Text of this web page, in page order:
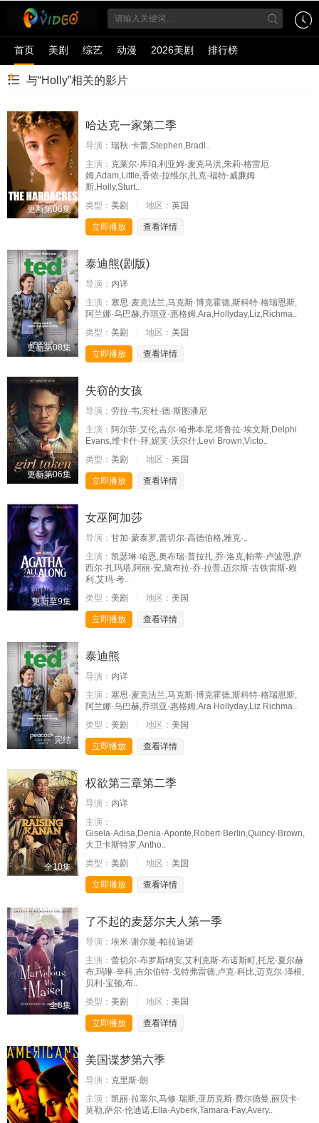
首页 美剧 综艺 动漫 2026美剧 排行榜
与“Holly”相关的影片
更新第06集
哈达克一家第二季
导演： 瑞秋·卡蕾,Stephen,Bradl..
主演： 克莱尔·库珀,利亚姆·麦克马洪,朱莉·格雷厄
姆,Adam,Little,香侬·拉维尔,扎克·福特-威廉姆
斯,Holly,Sturt..
类型： 美剧 地区： 英国
立即播放 查看详情
更新第08集
泰迪熊(剧版)
导演： 内详
主演： 塞思·麦克法兰,马克斯·博克霍德,斯科特·格瑞恩斯,
阿兰娜·乌巴赫,乔琪亚·惠格姆,Ara,Hollyday,Liz,Richma..
类型： 美剧 地区： 美国
立即播放 查看详情
更新第06集
失窃的女孩
导演： 劳拉·韦,宾杜·德·斯图潘尼
主演： 阿尔菲·艾伦,吉尔·哈弗本尼,塔鲁拉·埃文斯,Delphi
Evans,维卡什·拜,妮芙·沃尔什,Levi Brown,Victo..
类型： 美剧 地区： 英国
立即播放 查看详情
更新至9集
女巫阿加莎
导演： 甘加·蒙泰罗,蕾切尔·高德伯格,雅克·..
主演： 凯瑟琳·哈恩,奥布瑞·普拉扎,乔·洛克,帕蒂·卢波恩,萨
西尔·扎玛塔,阿丽·安,黛布拉·乔·拉普,迈尔斯·古铁雷斯-赖
利,艾玛·考..
类型： 美剧 地区： 美国
立即播放 查看详情
完结
泰迪熊
导演： 内详
主演： 塞思·麦克法兰,马克斯·博克霍德,斯科特·格瑞恩斯,
阿兰娜·乌巴赫,乔琪亚·惠格姆,Ara Hollyday,Liz Richma..
类型： 美剧 地区： 美国
立即播放 查看详情
全10集
权欲第三章第二季
导演： 内详
主演：
Gisela·Adisa,Denia·Aponte,Robert·Berlin,Quincy·Brown,
大卫卡斯特罗,Antho..
类型： 美剧 地区： 美国
立即播放 查看详情
全8集
了不起的麦瑟尔夫人第一季
导演： 埃米·谢尔曼-帕拉迪诺
主演： 蕾切尔·布罗斯纳安,艾利克斯·布诺斯町,托尼·夏尔赫
布,玛琳·辛科,吉尔伯特·戈特弗雷德,卢克·科比,迈克尔·泽根,
贝利·宝顿,布..
类型： 美剧 地区： 美国
立即播放 查看详情
美国谍梦第六季
导演： 克里斯·朗
主演： 凯丽·拉塞尔,马修·瑞斯,亚历克斯·费尔德曼,丽贝卡·
莫勒,萨尔·伦迪诺,Ella·Ayberk,Tamara·Fay,Avery..